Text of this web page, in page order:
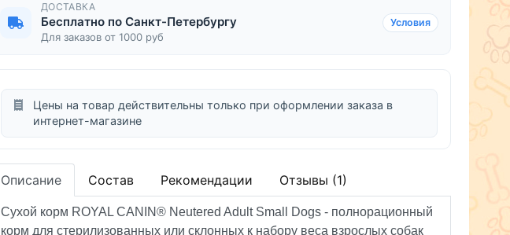
ДОСТАВКА
Бесплатно по Санкт-Петербургу
Для заказов от 1000 руб
Условия
Цены на товар действительны только при оформлении заказа в
интернет-магазине
Описание Состав Рекомендации Отзывы (1)
Сухой корм ROYAL CANIN® Neutered Adult Small Dogs - полнорационный
корм для стерилизованных или склонных к набору веса взрослых собак